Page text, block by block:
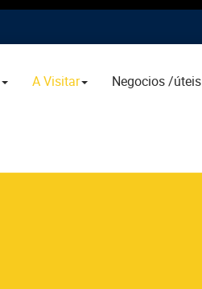
A Visitar Negocios /úteis